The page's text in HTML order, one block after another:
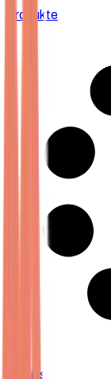
Produkte
Strains